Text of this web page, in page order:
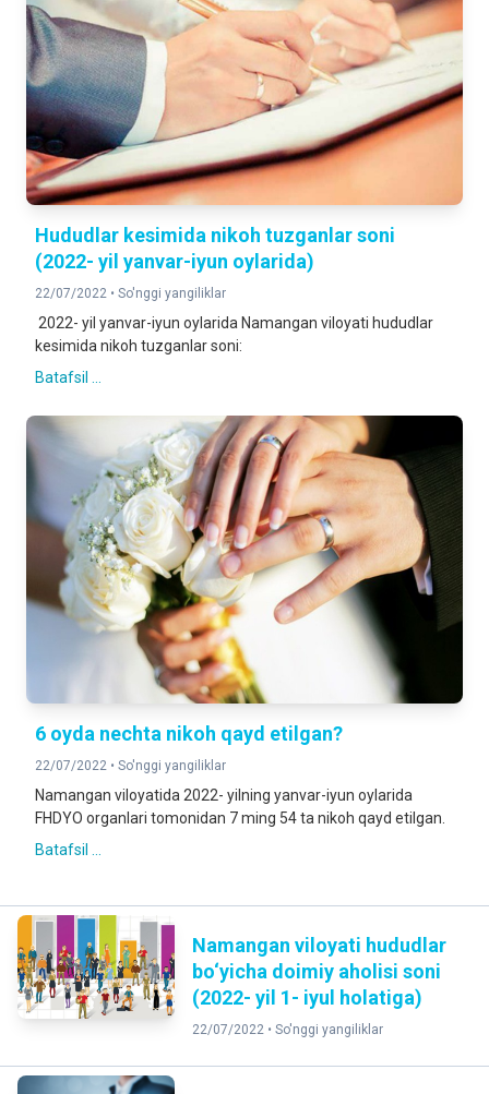
Hududlar kesimida nikoh tuzganlar soni
(2022- yil yanvar-iyun oylarida)
22/07/2022 • So'nggi yangiliklar
2022- yil yanvar-iyun oylarida Namangan viloyati hududlar
kesimida nikoh tuzganlar soni:
Batafsil ...
6 oyda nechta nikoh qayd etilgan?
22/07/2022 • So'nggi yangiliklar
Namangan viloyatida 2022- yilning yanvar-iyun oylarida
FHDYO organlari tomonidan 7 ming 54 ta nikoh qayd etilgan.
Batafsil ...
Namangan viloyati hududlar
bo‘yicha doimiy aholisi soni
(2022- yil 1- iyul holatiga)
22/07/2022 • So'nggi yangiliklar